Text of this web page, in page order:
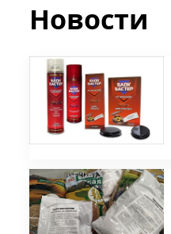
Новости